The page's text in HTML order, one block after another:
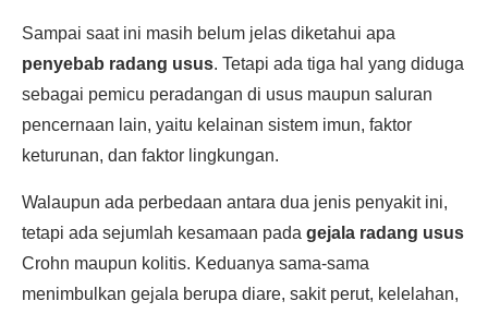
Sampai saat ini masih belum jelas diketahui apa
penyebab radang usus. Tetapi ada tiga hal yang diduga
sebagai pemicu peradangan di usus maupun saluran
pencernaan lain, yaitu kelainan sistem imun, faktor
keturunan, dan faktor lingkungan.
Walaupun ada perbedaan antara dua jenis penyakit ini,
tetapi ada sejumlah kesamaan pada gejala radang usus
Crohn maupun kolitis. Keduanya sama-sama
menimbulkan gejala berupa diare, sakit perut, kelelahan,